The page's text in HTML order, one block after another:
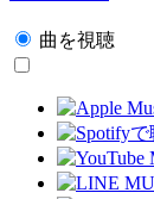
曲を視聴